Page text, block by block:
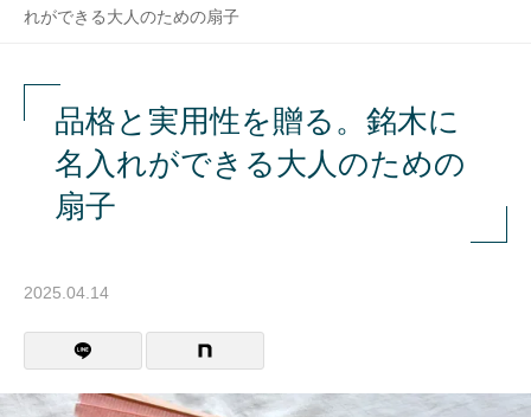
れができる大人のための扇子
品格と実用性を贈る。銘木に
名入れができる大人のための
扇子
2025.04.14